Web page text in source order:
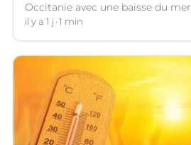
Occitanie avec une baisse du
d'orages dans certains
il y a 1 j 1 min